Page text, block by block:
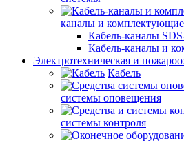
каналы и комплектующие
Кабель-каналы
Кабель-каналы и
Электротехническая и
Кабель
системы оповещения
системы контроля